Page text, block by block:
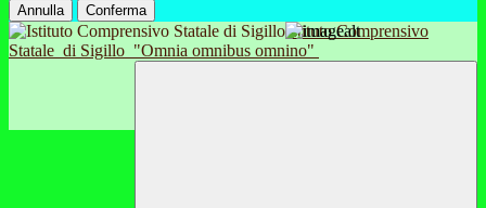
Annulla Conferma
Istituto Comprensivo
Statale di Sigillo "Omnia omnibus omnino"